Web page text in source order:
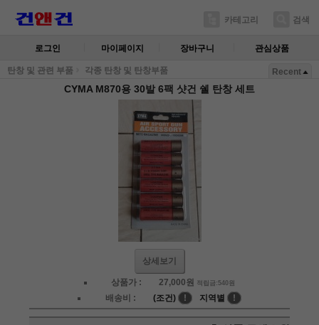
카테고리 검색
로그인 마이페이지 장바구니 관심상품
탄창 및 관련 부품 각종 탄창 및 탄창부품 Recent
CYMA M870용 30발 6팩 샷건 쉘 탄창 세트
상세보기
상품가 : 27,000원 적립금:540원
배송비 : (조건) ! 지역별 !